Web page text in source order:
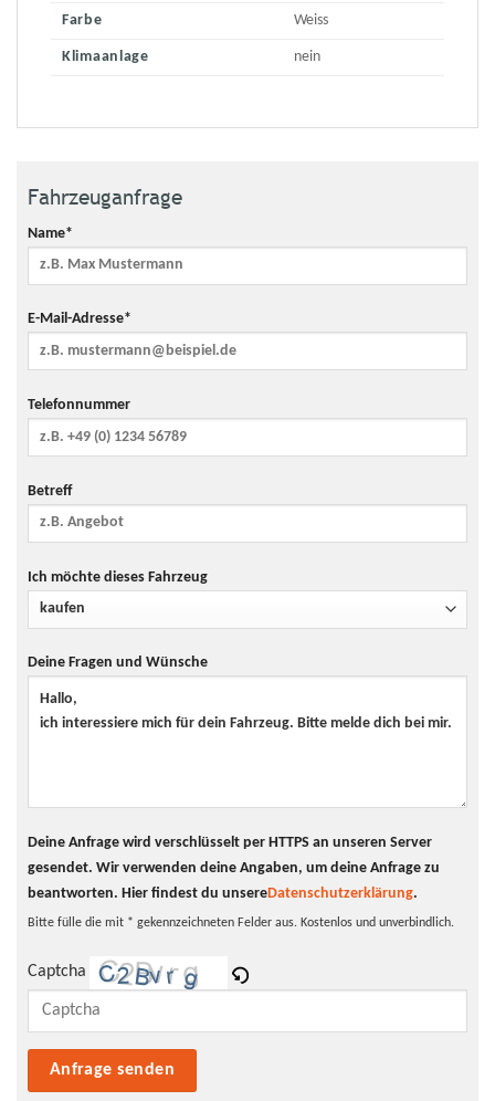
Farbe Weiss
Klimaanlage nein
Fahrzeuganfrage
Name*
E-Mail-Adresse*
Telefonnummer
Betreff
Ich möchte dieses Fahrzeug
Deine Fragen und Wünsche
Deine Anfrage wird verschlüsselt per HTTPS an unseren Server
gesendet. Wir verwenden deine Angaben, um deine Anfrage zu
beantworten. Hier findest du unsereDatenschutzerklärung.
Bitte fülle die mit * gekennzeichneten Felder aus. Kostenlos und unverbindlich.
Bitte lasse dieses Feld leer.
Captcha